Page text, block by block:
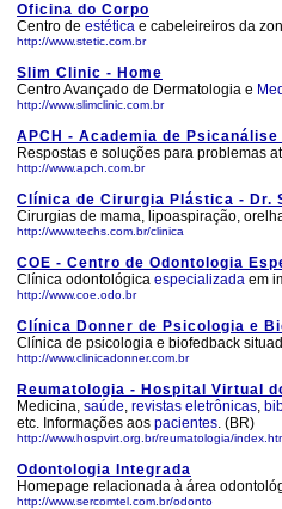
Oficina do Corpo
Centro de estética e cabeleireiros da
http://www.stetic.com.br
Slim Clinic - Home
Centro Avançado de Dermatologia e
http://www.slimclinic.com.br
APCH - Academia de
Respostas e soluções para problemas
http://www.apch.com.br
Clínica de Cirurgia Plástica - Dr.
Cirurgias de mama, lipoaspiração,
http://www.techs.com.br/clinica
COE - Centro de Odontologia
Clínica odontológica especializada em
http://www.coe.odo.br
Clínica Donner de Psicologia e
Clínica de psicologia e biofedback
http://www.clinicadonner.com.br
Reumatologia - Hospital Virtual
Medicina, saúde, revistas eletrônicas,
etc. Informações aos pacientes. (BR)
http://www.hospvirt.org.br/reumatologia/
Odontologia Integrada
Homepage relacionada à área
http://www.sercomtel.com.br/odonto